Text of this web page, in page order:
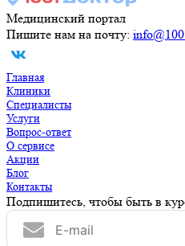
Медицинский портал
Пишите нам на почту:
Главная
Клиники
Специалисты
Услуги
Вопрос-ответ
О сервисе
Акции
Блог
Контакты
Подпишитесь, чтобы быть в